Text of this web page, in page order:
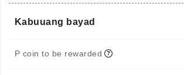
Kabuuang bayad
P coin to be rewarded